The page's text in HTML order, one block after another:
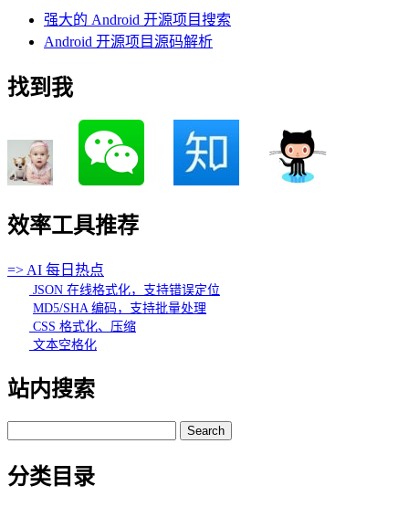
强大的 Android 开源项目搜索
Android 开源项目源码解析
找到我
效率工具推荐
=> AI 每日热点
JSON 在线格式化，支持错误定位
MD5/SHA 编码，支持批量处理
CSS 格式化、压缩
文本空格化
站内搜索
for:
分类目录